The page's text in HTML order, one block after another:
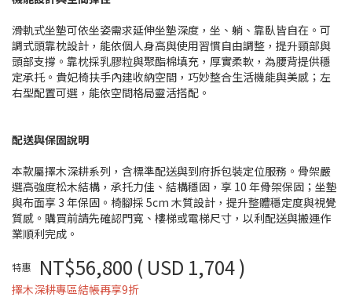
滑軌式坐墊可依坐姿需求延伸坐墊深度，坐、躺、靠臥皆自在。可
調式頭靠枕設計，能依個人身高與使用習慣自由調整，提升頸部與
頭部支撐。靠枕採乳膠粒與聚酯棉填充，厚實柔軟，為腰背提供穩
定承托。貴妃椅扶手內建收納空間，巧妙整合生活機能與美感；左
右型配置可選，能依空間格局靈活搭配。
配送與保固說明
本款屬擇木深耕系列，含標準配送與到府拆包裝定位服務。骨架嚴
選高強度松木結構，承托力佳、結構穩固，享 10 年骨架保固；坐墊
與布面享 3 年保固。椅腳採 5cm 木質設計，提升整體穩定度與視覺
質感。購買前請先確認門寬、樓梯或電梯尺寸，以利配送與搬運作
業順利完成。
特惠 NT$56,800 ( USD 1,704 )
擇木深耕專區結帳再享9折